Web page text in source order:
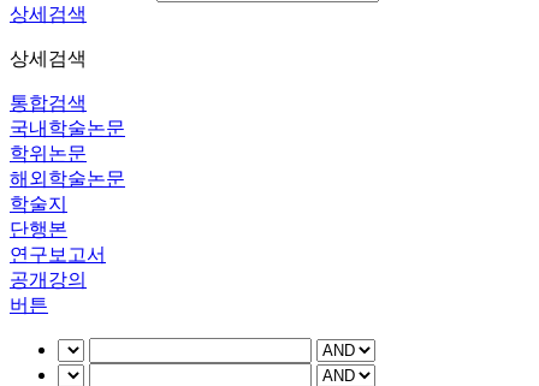
상세검색
상세검색
통합검색
국내학술논문
학위논문
해외학술논문
학술지
단행본
연구보고서
공개강의
버튼